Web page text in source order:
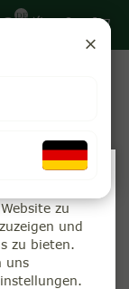
DE
Himalaya.
und kühle
unter
Einkäufer von
kleines
zu
und
zu bieten.
uns